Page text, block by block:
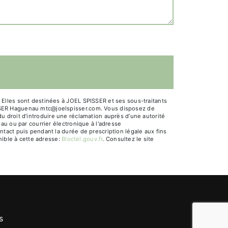
sont destinées à JOEL SPISSER et ses sous-traitants
Haguenau mtc@joelspisser.com. Vous disposez de
droit d’introduire une réclamation auprès d’une autorité
ou par courrier électronique à l'adresse
puis pendant la durée de prescription légale aux fins
à cette adresse:
Bloctel.gouv.fr. Consultez le site